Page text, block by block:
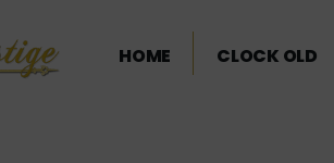
HOME CLOCK OLD